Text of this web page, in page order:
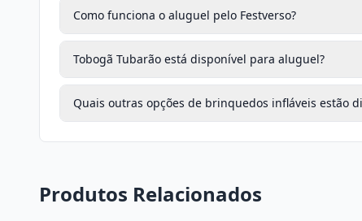
Como funciona o aluguel pelo Festverso?
Tobogã Tubarão está disponível para aluguel?
Quais outras opções de brinquedos infláveis estão
Produtos Relacionados